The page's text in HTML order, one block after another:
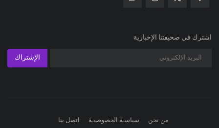
اشترك في صحيفتنا الإخبارية
الإشتراك
من نحن سياسـة الخصوصيـة اتصل بنا